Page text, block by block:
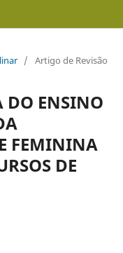
/ Artigo de Revisão
DO ENSINO
FEMININA
DE